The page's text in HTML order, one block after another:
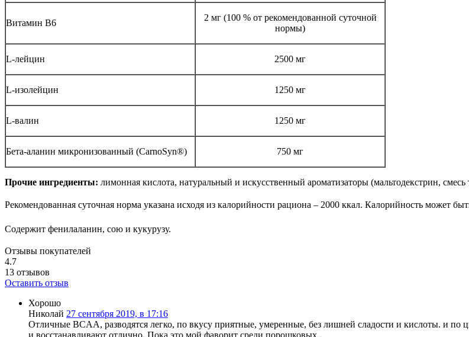
Витамин В6
2 мг (100 % от рекомендованной суточной
нормы)
L-лейцин 2500 мг
L-изолейцин 1250 мг
L-валин 1250 мг
Бета-аланин микронизованный (CarnoSyn®) 750 мг
Прочие ингредиенты: лимонная кислота, натуральный и искусственный ароматизаторы (мальтодекстрин,
Рекомендованная суточная норма указана исходя из калорийности рациона – 2000 ккал. Калорийность может
Содержит фенилаланин, сою и кукурузу.
Отзывы покупателей
4.7
13 отзывов
Оставить отзыв
Хорошо
Николай 27 сентября 2019, в 17:16
Отличные BCAA, разводятся легко, по вкусу приятные, умеренные, без лишней сладости и кислоты. и
и восстанавливают отлично. Пока это мой фаворит среди порошковых .